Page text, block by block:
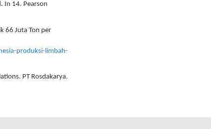
In 14. Pearson
66 Juta Ton per
produksi-limbah-
PT Rosdakarya.